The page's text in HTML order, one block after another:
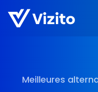
Meilleures